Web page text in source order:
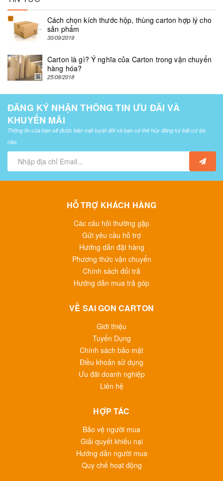
Cách chọn kích thước hộp, thùng carton hợp lý cho
sản phẩm
30/09/2019
Carton là gì? Ý nghĩa của Carton trong vận chuyển
hàng hóa?
25/08/2018
ĐĂNG KÝ NHẬN THÔNG TIN ƯU ĐÃI VÀ
KHUYẾN MÃI
Thông tin của bạn sẽ được bảo mật tuyệt đối và bạn có thể hủy đăng ký bất cứ lúc
nào.
HỖ TRỢ KHÁCH HÀNG
Các câu hỏi thường gặp
Gửi yêu cầu hỗ trợ
Hướng dẫn đặt hàng
Phương thức vận chuyển
Chính sách đổi trả
Hướng dẫn mua trả góp
VỀ SAI GON CARTON
Giới thiệu
Tuyển Dụng
Chính sách bảo mật
Điều khoản sử dụng
Ưu đãi doanh nghiệp
Liên hệ
HỢP TÁC
Bảo vệ người mua
Giải quyết khiếu nại
Hướng dẫn người mua
Quy chế hoạt động